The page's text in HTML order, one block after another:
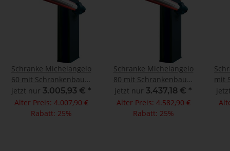
Schranke Michelangelo
60 mit Schrankenbaum
6m
jetzt nur 3.005,93 € *
Alter Preis:4.007,90 €
Rabatt: 25%
Schranke Michelangelo
80 mit Schrankenbaum
8m
jetzt nur 3.437,18 € *
Alter Preis:4.582,90 €
Rabatt: 25%
mit